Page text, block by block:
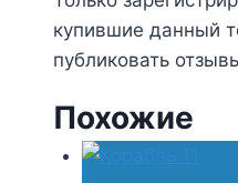
купившие данный
публиковать
Похожие